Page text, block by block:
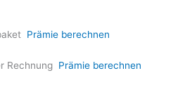
Prämie berechnen
Rechnung Prämie berechnen